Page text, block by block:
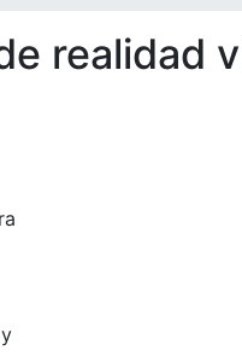
realidad